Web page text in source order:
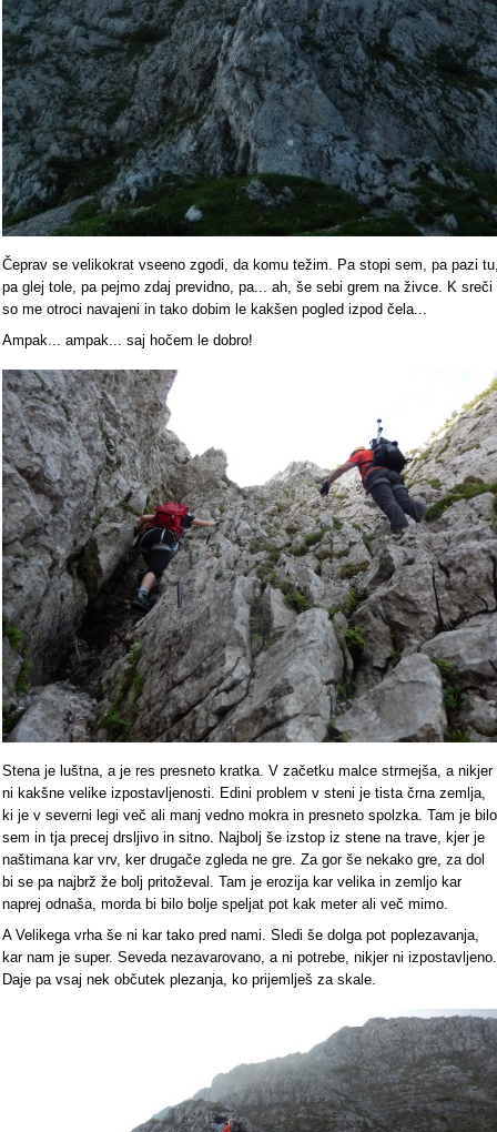
Čeprav se velikokrat vseeno zgodi, da komu težim. Pa stopi sem, pa pazi
pa glej tole, pa pejmo zdaj previdno, pa... ah, še sebi grem na živce. K sreči
so me otroci navajeni in tako dobim le kakšen pogled izpod čela...
Ampak... ampak... saj hočem le dobro!
Stena je luštna, a je res presneto kratka. V začetku malce strmejša, a nikjer
ni kakšne velike izpostavljenosti. Edini problem v steni je tista črna zemlja,
ki je v severni legi več ali manj vedno mokra in presneto spolzka. Tam je bilo
sem in tja precej drsljivo in sitno. Najbolj še izstop iz stene na trave, kjer je
naštimana kar vrv, ker drugače zgleda ne gre. Za gor še nekako gre, za dol
bi se pa najbrž že bolj pritoževal. Tam je erozija kar velika in zemljo kar
naprej odnaša, morda bi bilo bolje speljat pot kak meter ali več mimo.
A Velikega vrha še ni kar tako pred nami. Sledi še dolga pot poplezavanja,
kar nam je super. Seveda nezavarovano, a ni potrebe, nikjer ni izpostavljeno.
Daje pa vsaj nek občutek plezanja, ko prijemlješ za skale.